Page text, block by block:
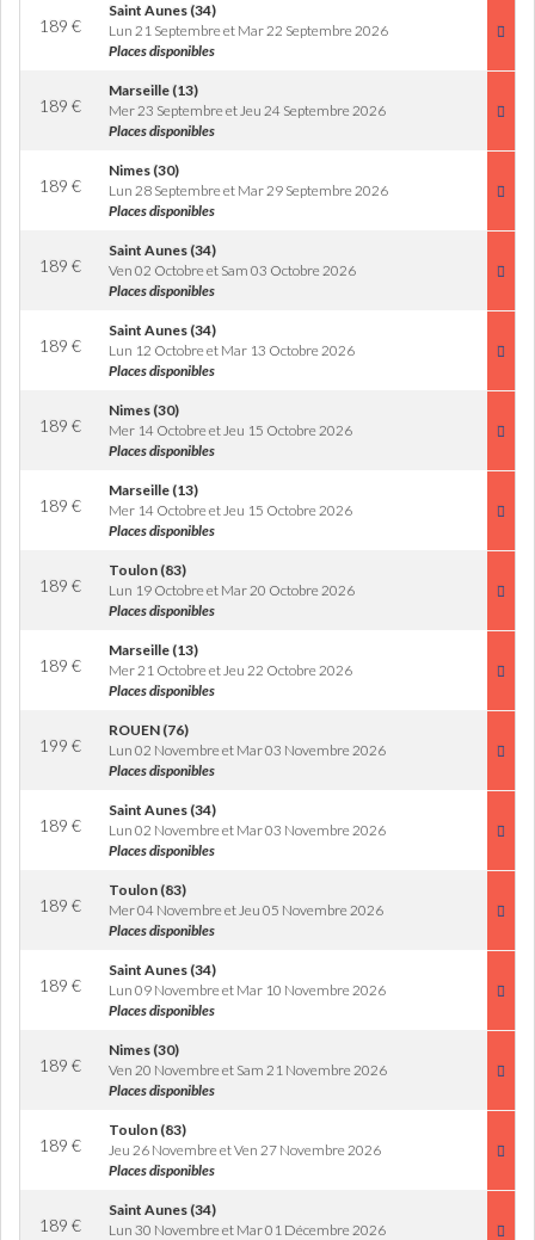
189 €
Saint Aunes (34)
Lun 21 Septembre et Mar 22 Septembre 2026
Places disponibles
189 €
Marseille (13)
Mer 23 Septembre et Jeu 24 Septembre 2026
Places disponibles
189 €
Nimes (30)
Lun 28 Septembre et Mar 29 Septembre 2026
Places disponibles
189 €
Saint Aunes (34)
Ven 02 Octobre et Sam 03 Octobre 2026
Places disponibles
189 €
Saint Aunes (34)
Lun 12 Octobre et Mar 13 Octobre 2026
Places disponibles
189 €
Nimes (30)
Mer 14 Octobre et Jeu 15 Octobre 2026
Places disponibles
189 €
Marseille (13)
Mer 14 Octobre et Jeu 15 Octobre 2026
Places disponibles
189 €
Toulon (83)
Lun 19 Octobre et Mar 20 Octobre 2026
Places disponibles
189 €
Marseille (13)
Mer 21 Octobre et Jeu 22 Octobre 2026
Places disponibles
199 €
ROUEN (76)
Lun 02 Novembre et Mar 03 Novembre 2026
Places disponibles
189 €
Saint Aunes (34)
Lun 02 Novembre et Mar 03 Novembre 2026
Places disponibles
189 €
Toulon (83)
Mer 04 Novembre et Jeu 05 Novembre 2026
Places disponibles
189 €
Saint Aunes (34)
Lun 09 Novembre et Mar 10 Novembre 2026
Places disponibles
189 €
Nimes (30)
Ven 20 Novembre et Sam 21 Novembre 2026
Places disponibles
189 €
Toulon (83)
Jeu 26 Novembre et Ven 27 Novembre 2026
Places disponibles
189 €
Saint Aunes (34)
Lun 30 Novembre et Mar 01 Décembre 2026